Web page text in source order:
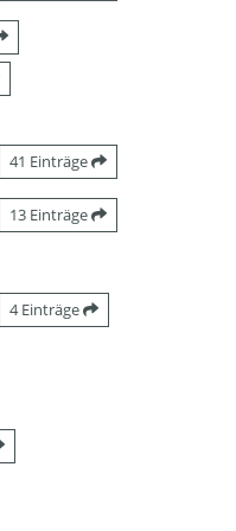
41 Einträge
13 Einträge
4 Einträge